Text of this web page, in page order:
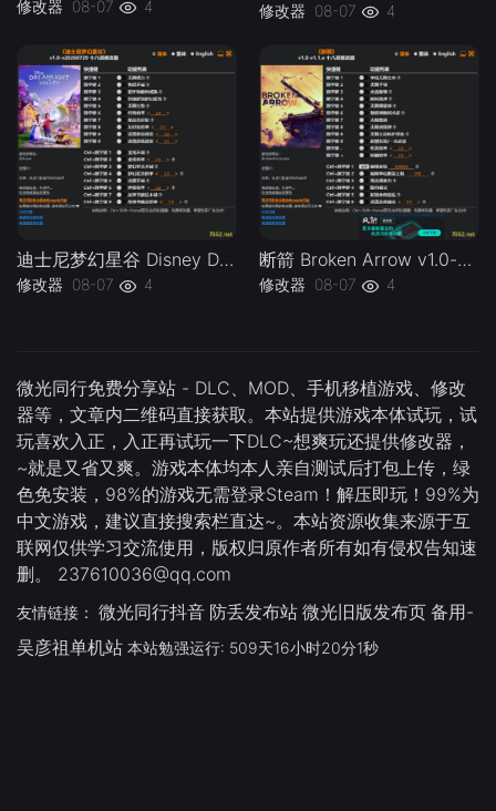
修改器 08-07 4 修改器 08-07 4
迪士尼梦幻星谷 Disney Dreamlight Valley v1.0-v20260729 Plus 18 Trainer.-单机修改器下载-仅支持迅雷（部分修改器仅支持本站游戏本体
修改器 08-07 4
断箭 Broken Arrow v1.0-v1.1.x Plus 18 Trainer-单机修改器下载-仅支持迅雷（部分修改器仅支持本站游戏本体
修改器 08-07 4
微光同行免费分享站 - DLC、MOD、手机移植游戏、修改
器等，文章内二维码直接获取。本站提供游戏本体试玩，试
玩喜欢入正，入正再试玩一下DLC~想爽玩还提供修改器，
~就是又省又爽。游戏本体均本人亲自测试后打包上传，绿
色免安装，98%的游戏无需登录Steam！解压即玩！99%为
中文游戏，建议直接搜索栏直达~。本站资源收集来源于互
联网仅供学习交流使用，版权归原作者所有如有侵权告知速
删。 237610036@qq.com
友情链接： 微光同行抖音 防丢发布站 微光旧版发布页 备用-
吴彦祖单机站 本站勉强运行: 509天16小时20分2秒